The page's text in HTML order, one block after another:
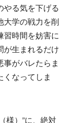
やる気を下げる
大学の戦力を削
習時間を妨害に
が生まれるだけ
がバレたらま
なってしま
様）”に、絶対